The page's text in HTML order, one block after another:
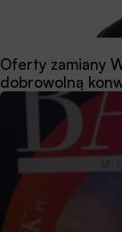
Oferty zamiany
dobrowolną